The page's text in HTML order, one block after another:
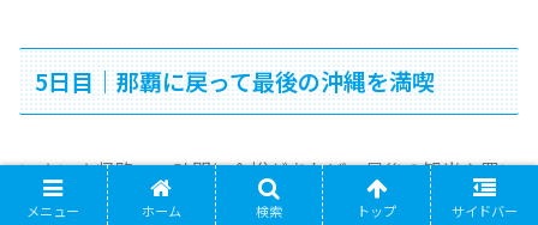
5日目｜那覇に戻って最後の沖縄を満喫
いよいよ帰路へ。時間に余裕があれば、最後の観光や買い
物も楽しめます。
メニュー ホーム 検索 トップ サイドバー